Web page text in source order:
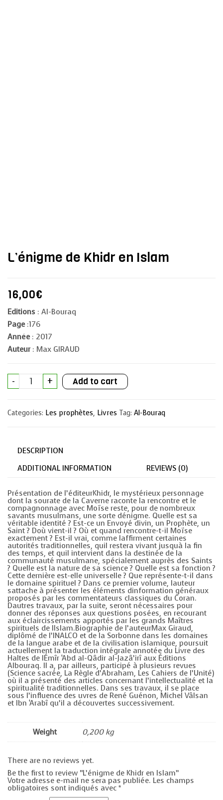
L’énigme de Khidr en Islam
16,00€
Editions : Al-Bouraq
Page:176
Année : 2017
Auteur : Max GIRAUD
- L'énigme
Khidr
quantity
+ Add to cart
Categories: Les prophètes, Livres Tag: Al-Bouraq
DESCRIPTION
ADDITIONAL INFORMATION
REVIEWS (0)
Présentation de l’éditeurKhidr, le mystérieux personnage
dont la sourate de la Caverne raconte la rencontre et le
compagnonnage avec Moïse reste, pour de nombreux
savants musulmans, une sorte dénigme. Quelle est sa
véritable identité ? Est-ce un Envoyé divin, un Prophète, un
Saint ? Doù vient-il ? Où et quand rencontre-t-il Moïse
exactement ? Est-il vrai, comme laffirment certaines
autorités traditionnelles, quil restera vivant jusquà la fin
des temps, et quil intervient dans la destinée de la
communauté musulmane, spécialement auprès des Saints
? Quelle est la nature de sa science ? Quelle est sa fonction ?
Cette dernière est-elle universelle ? Que représente-t-il dans
le domaine spirituel ? Dans ce premier volume, lauteur
sattache à présenter les éléments dinformation généraux
proposés par les commentateurs classiques du Coran.
Dautres travaux, par la suite, seront nécessaires pour
donner des réponses aux questions posées, en recourant
aux éclaircissements apportés par les grands Maîtres
spirituels de lIslam.Biographie de l’auteurMax Giraud,
diplômé de l’INALCO et de la Sorbonne dans les domaines
de la langue arabe et de la civilisation islamique, poursuit
actuellement la traduction intégrale annotée du Livre des
Haltes de lÉmîr ‘Abd al-Qâdir al-Jazâ’irî aux Éditions
Albouraq. Il a, par ailleurs, participé à plusieurs revues
(Science sacrée, La Règle d’Abraham, Les Cahiers de l’Unité)
où il a présenté des articles concernant l’intellectualité et la
spiritualité traditionnelles. Dans ses travaux, il se place
sous l’influence des uvres de René Guénon, Michel Vâlsan
et Ibn ‘Arabî qu’il a découvertes successivement.
Weight 0,200 kg
There are no reviews yet.
Be the first to review “L’énigme de Khidr en Islam”
Votre adresse e-mail ne sera pas publiée. Les champs
obligatoires sont indiqués avec *